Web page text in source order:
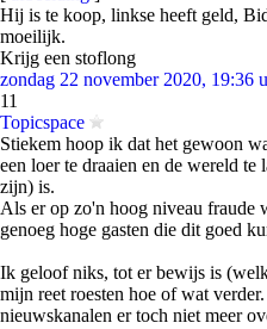
Hij is te koop, linkse heeft geld,
moeilijk.
Krijg een stoflong
zondag 22 november 2020, 19:36
11
Topicspace
Stiekem hoop ik dat het gewoon
een loer te draaien en de wereld te
zijn) is.
Als er op zo'n hoog niveau fraude
genoeg hoge gasten die dit goed
Ik geloof niks, tot er bewijs is
mijn reet roesten hoe of wat
nieuwskanalen er toch niet meer